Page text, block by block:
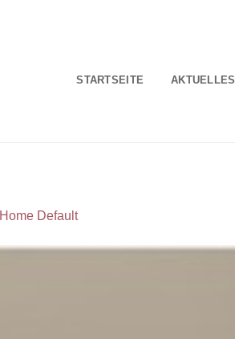
STARTSEITE AKTUELLES
Home Default